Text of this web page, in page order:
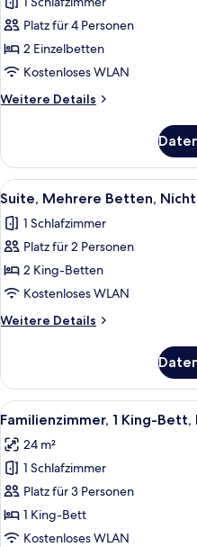
Familienzimmer,
2 Einzelbetten,
Nichtraucher
anzeigen
Platz für 4 Personen
2 Einzelbetten
Kostenloses WLAN
Weitere Details
Weitere
2 Einzelbetten,
Nichtraucher
Alle
Fotos
für
Suite,
Mehrere
Betten,
Nichtraucher
anzeigen
6
Suite, Mehrere Betten,
1 Schlafzimmer
Platz für 2 Personen
2 King-Betten
Kostenloses WLAN
Weitere Details
Weitere
Mehrere
Betten,
Nichtraucher
Alle
Fotos
für
Familienzimmer,
1 King-
Bett,
Nichtraucher
4
Familienzimmer, 1 King-
24 m²
1 Schlafzimmer
Platz für 3 Personen
1 King-Bett
Kostenloses WLAN